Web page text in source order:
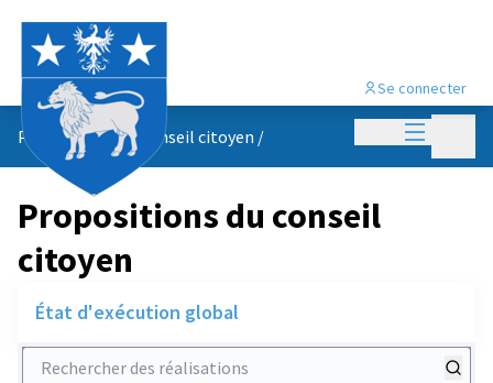
Menu
Se connecter
Propositions du conseil citoyen /
Propositions du conseil
citoyen
État d'exécution global
Rechercher des réalisations